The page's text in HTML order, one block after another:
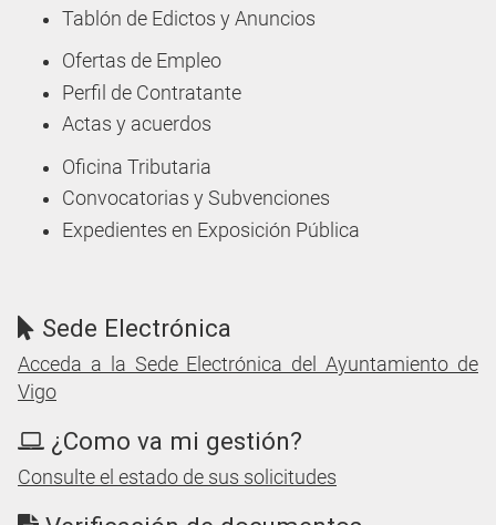
Tablón de Edictos y Anuncios
Ofertas de Empleo
Perfil de Contratante
Actas y acuerdos
Oficina Tributaria
Convocatorias y Subvenciones
Expedientes en Exposición Pública
Sede Electrónica
Acceda a la Sede Electrónica del Ayuntamiento de
Vigo
¿Como va mi gestión?
Consulte el estado de sus solicitudes